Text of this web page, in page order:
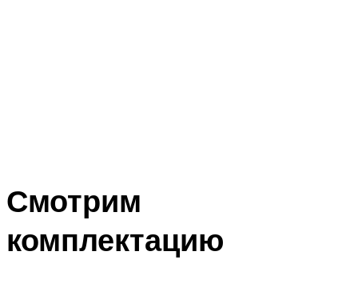
Смотрим
комплектацию